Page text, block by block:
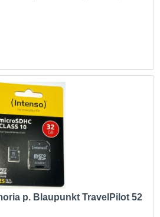
p. Blaupunkt TravelPilot 52